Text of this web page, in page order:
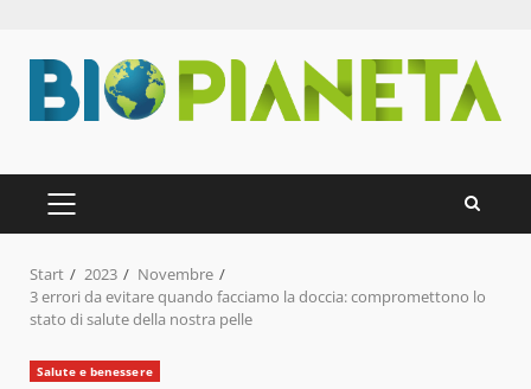
Inhalt
springen
PRIMÄRES
MENÜ
Start 2023
Novembre
3 errori da evitare quando facciamo la doccia: compromettono lo
stato di salute della nostra pelle
Salute e benessere